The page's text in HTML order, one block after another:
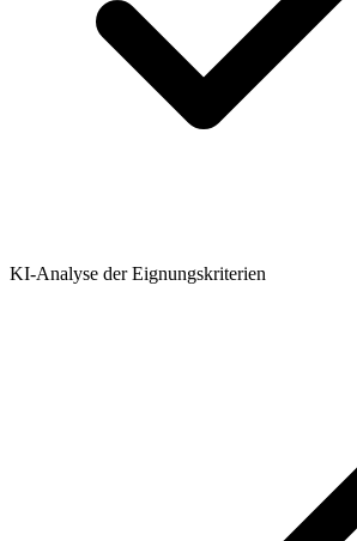
KI-Analyse der Eignungskriterien